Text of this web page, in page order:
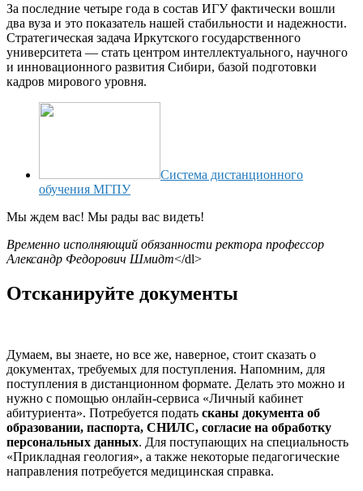
За последние четыре года в состав ИГУ фактически вошли
два вуза и это показатель нашей стабильности и надежности.
Стратегическая задача Иркутского государственного
университета — стать центром интеллектуального, научного
и инновационного развития Сибири, базой подготовки
кадров мирового уровня.
Система дистанционного
обучения МГПУ
Мы ждем вас! Мы рады вас видеть!
Временно исполняющий обязанности ректора профессор
Александр Федорович Шмидт</dl>
Отсканируйте документы
Думаем, вы знаете, но все же, наверное, стоит сказать о
документах, требуемых для поступления. Напомним, для
поступления в дистанционном формате. Делать это можно и
нужно с помощью онлайн-сервиса «Личный кабинет
абитуриента». Потребуется подать сканы документа об
образовании, паспорта, СНИЛС, согласие на обработку
персональных данных. Для поступающих на специальность
«Прикладная геология», а также некоторые педагогические
направления потребуется медицинская справка.